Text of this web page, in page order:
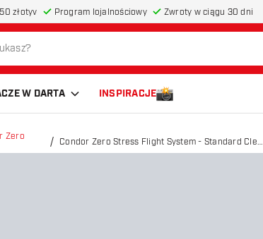
złotyv Program lojalnościowy Zwroty w ciągu 30 dni
W DARTA INSPIRACJE
Zero
Condor Zero Stress Flight System - Standard Clear
Pink